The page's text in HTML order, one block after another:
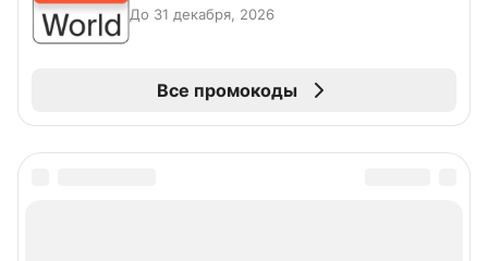
До 31 декабря, 2026
Все промокоды